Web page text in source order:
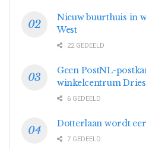
Nieuw buurthuis in
West
22 GEDEELD
Geen PostNL-
winkelcentrum
6 GEDEELD
Dotterlaan wordt
7 GEDEELD